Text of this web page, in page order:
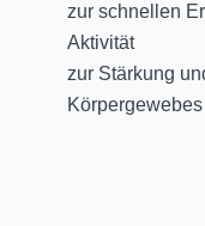
zur schnellen
Aktivität
zur Stärkung
Körpergewebes